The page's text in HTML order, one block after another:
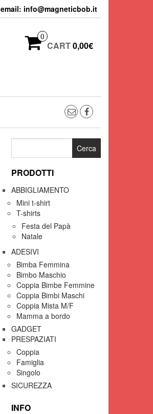
email: info@magneticbob.it
0
CART0,00€
PRODOTTI
ABBIGLIAMENTO
Mini t-shirt
T-shirts
Festa del Papà
Natale
ADESIVI
Bimba Femmina
Bimbo Maschio
Coppia Bimbe Femmine
Coppia Bimbi Maschi
Coppia Mista M/F
Mamma a bordo
GADGET
PRESPAZIATI
Coppia
Famiglia
Singolo
SICUREZZA
INFO